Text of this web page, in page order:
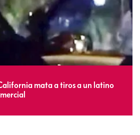
mata a tiros a un latino